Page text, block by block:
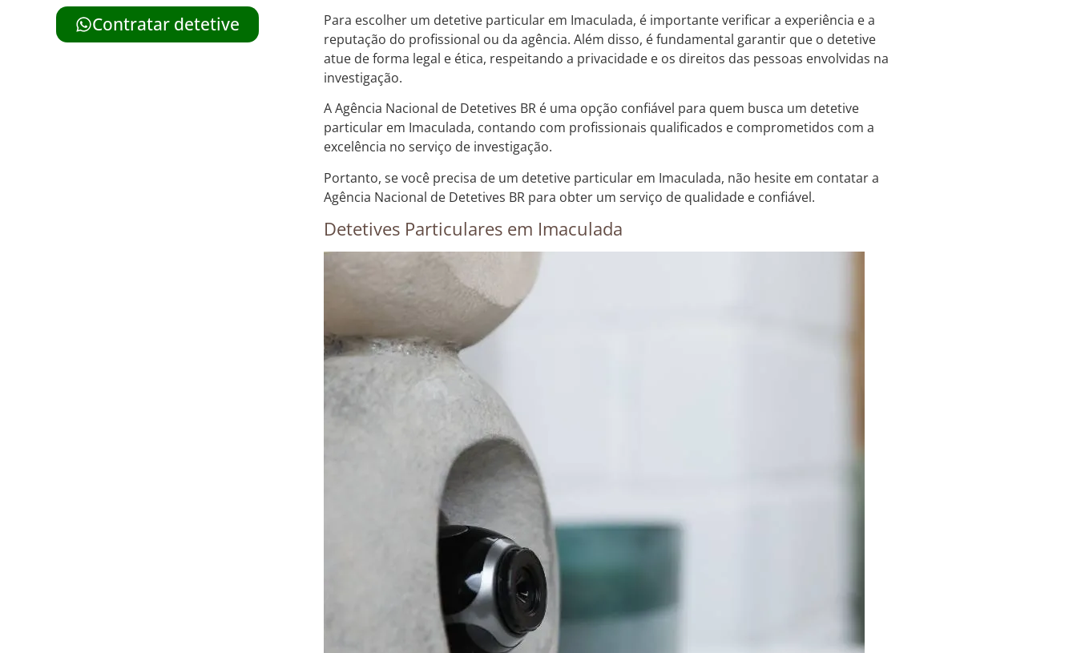
Contratar detetive
Para escolher um detetive particular em Imaculada, é importante verificar a experiência e a
reputação do profissional ou da agência. Além disso, é fundamental garantir que o detetive
atue de forma legal e ética, respeitando a privacidade e os direitos das pessoas envolvidas na
investigação.
A Agência Nacional de Detetives BR é uma opção confiável para quem busca um detetive
particular em Imaculada, contando com profissionais qualificados e comprometidos com a
excelência no serviço de investigação.
Portanto, se você precisa de um detetive particular em Imaculada, não hesite em contatar a
Agência Nacional de Detetives BR para obter um serviço de qualidade e confiável.
Detetives Particulares em Imaculada